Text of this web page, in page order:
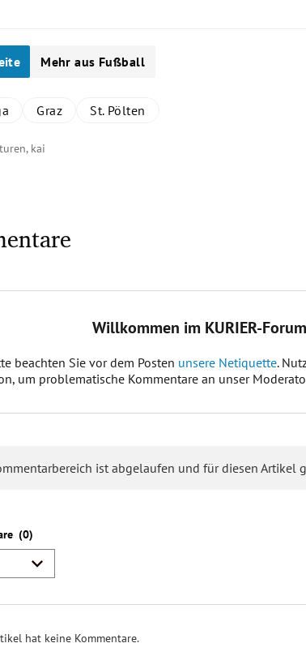
Mehr aus Fußball
Graz St. Pölten
kai